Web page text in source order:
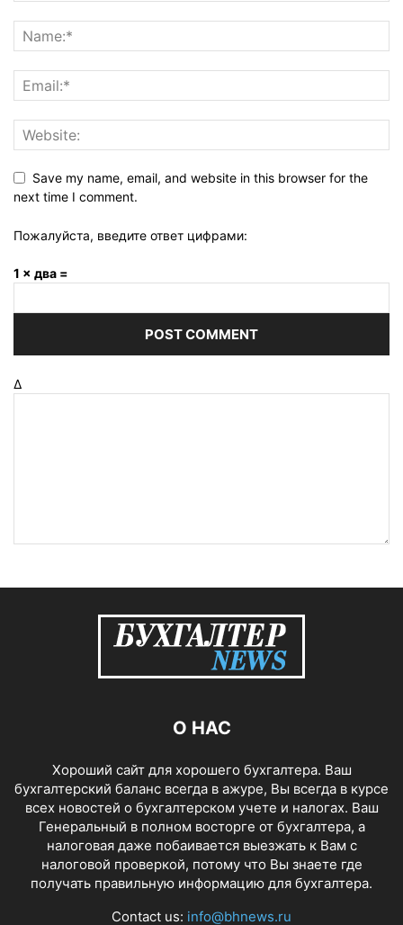
Save my name, email, and website in this browser for the
next time I comment.
Пожалуйста, введите ответ цифрами:
1 × два =
Δ
О НАС
Хороший сайт для хорошего бухгалтера. Ваш
бухгалтерский баланс всегда в ажуре, Вы всегда в курсе
всех новостей о бухгалтерском учете и налогах. Ваш
Генеральный в полном восторге от бухгалтера, а
налоговая даже побаивается выезжать к Вам с
налоговой проверкой, потому что Вы знаете где
получать правильную информацию для бухгалтера.
Contact us: info@bhnews.ru